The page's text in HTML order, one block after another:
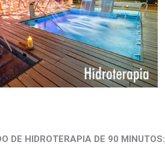
DE HIDROTERAPIA DE 90 MINUTOS: